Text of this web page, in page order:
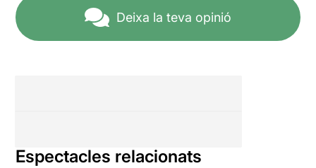
Deixa la teva opinió
Espectacles relacionats